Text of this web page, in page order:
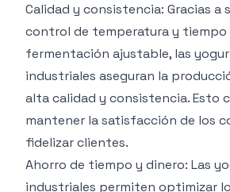
Calidad y consistencia: Gracias a
control de temperatura y tiempo
fermentación ajustable, las
industriales aseguran la
alta calidad y consistencia. Esto
mantener la satisfacción de los
fidelizar clientes.
Ahorro de tiempo y dinero: Las
industriales permiten optimizar